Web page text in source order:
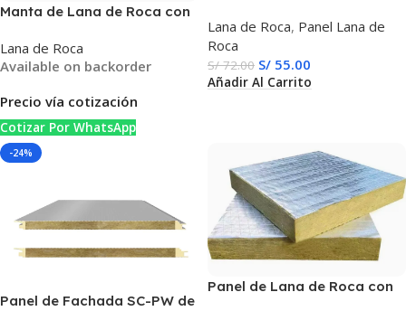
Manta de Lana de Roca con
Aislamiento Térmico y
Acústico
Lana de Roca
Available on backorder
Precio vía cotización
Cotizar Por WhatsApp
Térmico y Acústico para
Techos Metálicos, Alta
Resistencia al Fuego
Lana de Roca, Panel Lana de
Roca
S/72.00 S/ 55.00
Añadir Al Carrito
-24%
Panel de Fachada SC-PW de
Panel de Lana de Roca con